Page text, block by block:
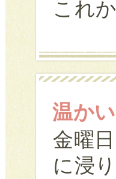
これ
温か
金曜
に浸